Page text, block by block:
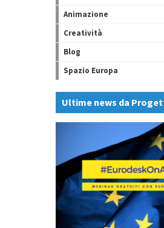
Animazione
Creatività
Blog
Spazio Europa
Ultime news da